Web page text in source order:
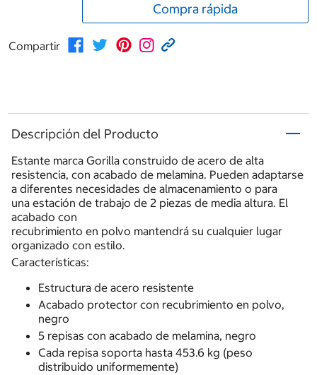
Compra rápida
Compartir
Descripción del Producto
Estante marca Gorilla construido de acero de alta
resistencia, con acabado de melamina. Pueden adaptarse
a diferentes necesidades de almacenamiento o para
una estación de trabajo de 2 piezas de media altura. El
acabado con
recubrimiento en polvo mantendrá su cualquier lugar
organizado con estilo.
Características:
Estructura de acero resistente
Acabado protector con recubrimiento en polvo,
negro
5 repisas con acabado de melamina, negro
Cada repisa soporta hasta 453.6 kg (peso
distribuido uniformemente)